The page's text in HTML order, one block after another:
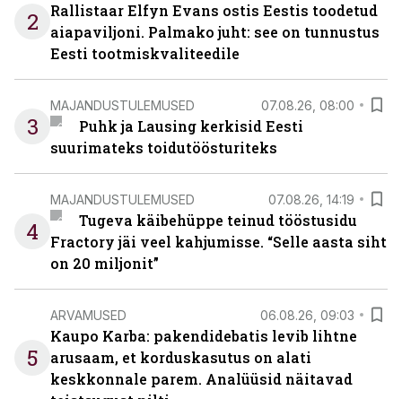
2
Rallistaar Elfyn Evans ostis Eestis toodetud
aiapaviljoni. Palmako juht: see on tunnustus
Eesti tootmiskvaliteedile
3
MAJANDUSTULEMUSED 07.08.26, 08:00
Puhk ja Lausing kerkisid Eesti
suurimateks toidutöösturiteks
4
MAJANDUSTULEMUSED 07.08.26, 14:19
Tugeva käibehüppe teinud tööstusidu
Fractory jäi veel kahjumisse. “Selle aasta siht
on 20 miljonit”
5
ARVAMUSED 06.08.26, 09:03
Kaupo Karba: pakendidebatis levib lihtne
arusaam, et korduskasutus on alati
keskkonnale parem. Analüüsid näitavad